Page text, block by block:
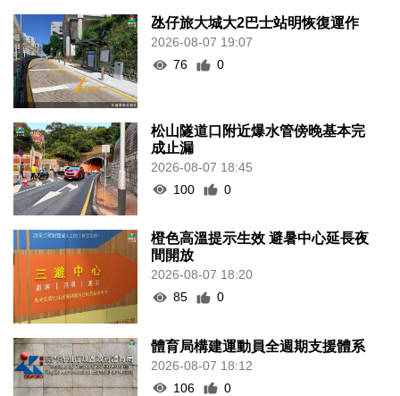
氹仔旅大城大2巴士站明恢復運作
2026-08-07 19:07
76
0
松山隧道口附近爆水管傍晚基本完
成止漏
2026-08-07 18:45
100
0
橙色高溫提示生效 避暑中心延長夜
間開放
2026-08-07 18:20
85
0
體育局構建運動員全週期支援體系
2026-08-07 18:12
106
0